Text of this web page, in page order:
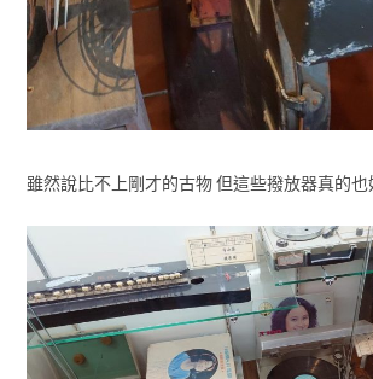
雖然說比不上剛才的古物 但這些撥放器真的